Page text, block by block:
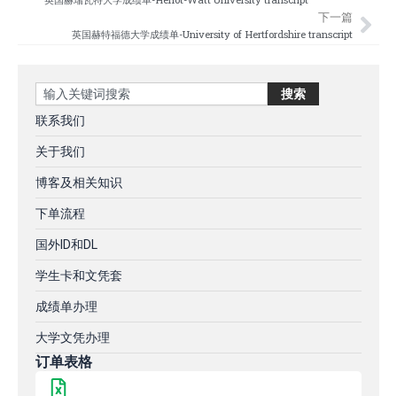
下一篇
英国赫特福德大学成绩单-University of Hertfordshire transcript
Search 搜索
联系我们
关于我们
博客及相关知识
下单流程
国外ID和DL
学生卡和文凭套
成绩单办理
大学文凭办理
订单表格